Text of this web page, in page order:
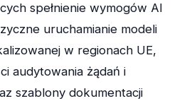
spełnienie wymogów AI
uruchamianie modeli
w regionach UE,
audytowania żądań i
szablony dokumentacji